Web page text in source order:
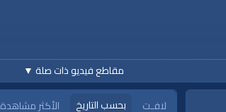
مقاطع فيديو ذات صلة ▼
لافـت بحسب التاريخ الأكثر مشاهدة